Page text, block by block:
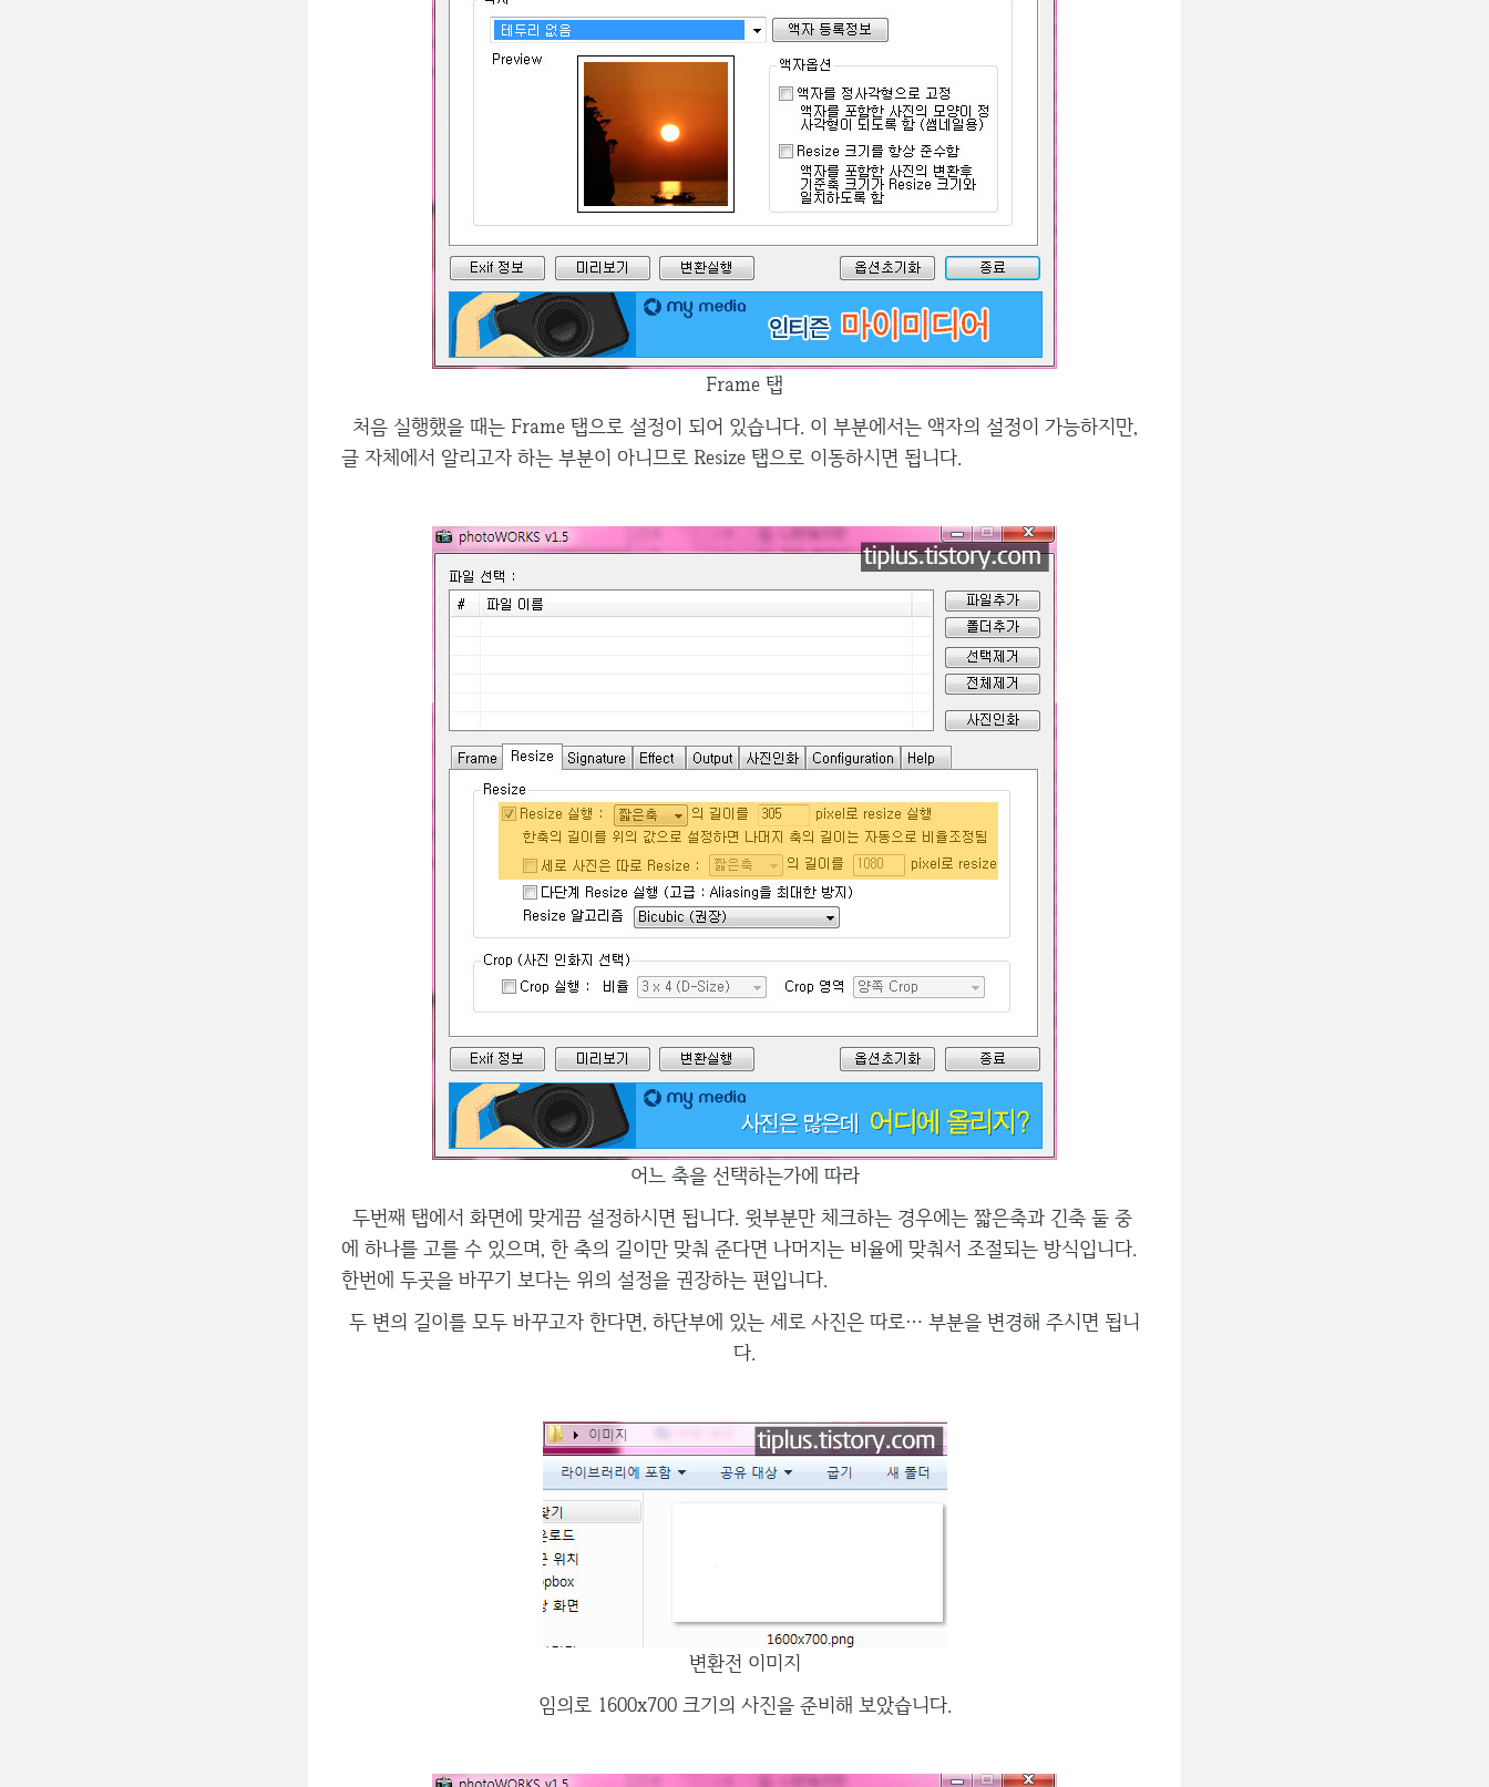
Frame 탭
처음 실행했을 때는 Frame 탭으로 설정이 되어 있습니다. 이 부분에서는 액자의 설정이 가능하지만,
글 자체에서 알리고자 하는 부분이 아니므로 Resize 탭으로 이동하시면 됩니다.
어느 축을 선택하는가에 따라
두번째 탭에서 화면에 맞게끔 설정하시면 됩니다. 윗부분만 체크하는 경우에는 짧은축과 긴축 둘 중
에 하나를 고를 수 있으며, 한 축의 길이만 맞춰 준다면 나머지는 비율에 맞춰서 조절되는 방식입니다.
한번에 두곳을 바꾸기 보다는 위의 설정을 권장하는 편입니다.
두 변의 길이를 모두 바꾸고자 한다면, 하단부에 있는 세로 사진은 따로… 부분을 변경해 주시면 됩니
다.
변환전 이미지
임의로 1600x700 크기의 사진을 준비해 보았습니다.